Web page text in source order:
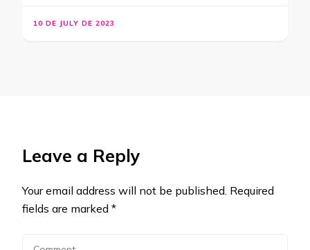
10 DE JULY DE 2023
Leave a Reply
Your email address will not be published. Required
fields are marked *